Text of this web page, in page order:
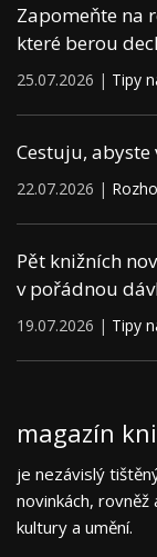
Zapomeňte na
které berou
25.07.2026 | Tipy
Cestuju,
22.07.2026 |
Pět knižních
v pořádnou
19.07.2026 | Tipy
magazín
je nezávislý
novinkách,
kultury a umění.